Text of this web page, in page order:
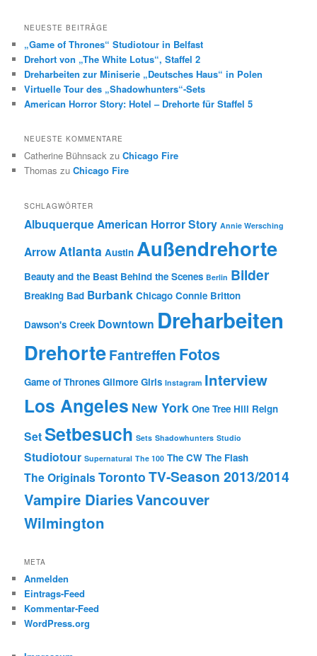
NEUESTE BEITRÄGE
„Game of Thrones“ Studiotour in Belfast
Drehort von „The White Lotus“, Staffel 2
Dreharbeiten zur Miniserie „Deutsches Haus“ in Polen
Virtuelle Tour des „Shadowhunters“-Sets
American Horror Story: Hotel – Drehorte für Staffel 5
NEUESTE KOMMENTARE
Catherine Bühnsack zuChicago Fire
Thomas zuChicago Fire
SCHLAGWÖRTER
Albuquerque American Horror Story Annie Wersching
Arrow Atlanta Austin Außendrehorte
Beauty and the Beast Behind the Scenes Berlin Bilder
Breaking Bad Burbank Chicago Connie Britton
Dawson's Creek Downtown Dreharbeiten
DrehorteFantreffen Fotos
Game of Thrones Gilmore Girls Instagram Interview
Los Angeles New York One Tree Hill Reign
SetSetbesuch Sets Shadowhunters Studio
Studiotour Supernatural The 100 The CW The Flash
The OriginalsToronto TV-Season 2013/2014
Vampire DiariesVancouver
Wilmington
META
Anmelden
Eintrags-Feed
Kommentar-Feed
WordPress.org